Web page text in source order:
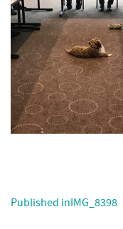
Published inIMG_8398